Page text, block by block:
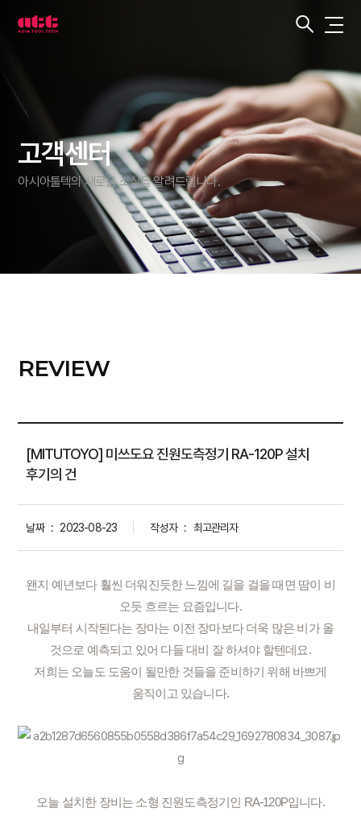
고객센터
아시아툴텍의 새로운 소식을 알려드립니다.
REVIEW
[MITUTOYO] 미쓰도요 진원도측정기 RA-120P 설치
후기의 건
날짜 : 2023-08-23 작성자 : 최고관리자
왠지 예년보다 훨씬 더워진듯한 느낌에 길을 걸을 때면 땀이 비
오듯 흐르는 요즘입니다.
내일부터 시작된다는 장마는 이전 장마보다 더욱 많은 비가 올
것으로 예측되고 있어 다들 대비 잘 하셔야 할텐데요.
저희는 오늘도 도움이 될만한 것들을 준비하기 위해 바쁘게
움직이고 있습니다.
오늘 설치한 장비는 소형 진원도측정기인 RA-120P입니다.